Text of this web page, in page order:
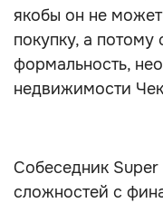
якобы он не
покупку, а потому
формальность,
недвижимости
Собеседник Super
сложностей с